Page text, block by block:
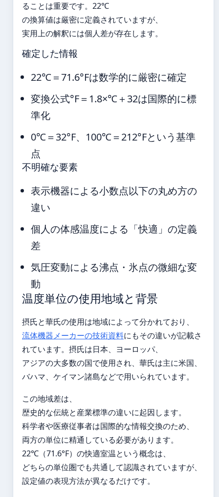
ることは重要です。22℃
の換算値は厳密に定義されていますが、
実用上の解釈には個人差が存在します。
確定した情報
22℃＝71.6°Fは数学的に厳密に確定
変換公式°F＝1.8×℃＋32は国際的に標
準化
0℃＝32°F、100℃＝212°Fという基準
点
不明確な要素
表示機器による小数点以下の丸め方の
違い
個人の体感温度による「快適」の定義
差
気圧変動による沸点・氷点の微細な変
動
温度単位の使用地域と背景
摂氏と華氏の使用は地域によって分かれており、
流体機器メーカーの技術資料にもその違いが記載さ
れています。摂氏は日本、ヨーロッパ、
アジアの大多数の国で使用され、華氏は主に米国、
バハマ、ケイマン諸島などで用いられています。
この地域差は、
歴史的な伝統と産業標準の違いに起因します。
科学者や医療従事者は国際的な情報交換のため、
両方の単位に精通している必要があります。
22℃（71.6°F）の快適室温という概念は、
どちらの単位圏でも共通して認識されていますが、
設定値の表現方法が異なるだけです。